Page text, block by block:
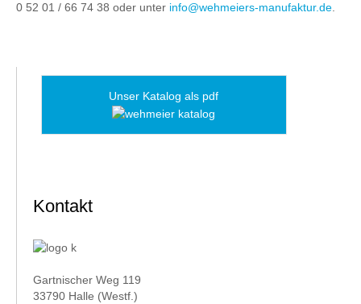
0 52 01 / 66 74 38 oder unter info@wehmeiers-manufaktur.de.
Unser Katalog als pdf
Kontakt
Gartnischer Weg 119
33790 Halle (Westf.)